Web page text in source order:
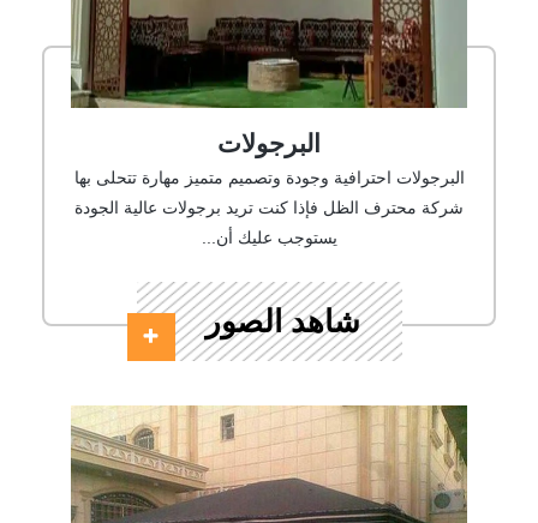
البرجولات
البرجولات احترافية وجودة وتصميم متميز مهارة تتحلى بها
شركة محترف الظل فإذا كنت تريد برجولات عالية الجودة
يستوجب عليك أن...
شاهد الصور